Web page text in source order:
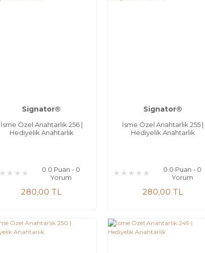
Signator®
İsme Özel Anahtarlık 256 |
Hediyelik Anahtarlık
0.0 Puan - 0
Yorum
280,00 TL
Signator®
İsme Özel Anahtarlık 255 |
Hediyelik Anahtarlık
0.0 Puan - 0
Yorum
280,00 TL